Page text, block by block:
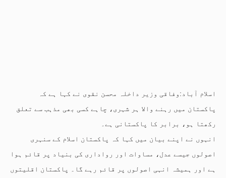
اسلام آباد:وفاقی وزیر داخلہ محسن نقوی نے کہا ہے کہ
پاکستان میں رہنے والا ہر شہری، چاہے کسی بھی مذہب سے تعلق
رکھتا ہو، برابر کا پاکستانی ہے۔
انہوں نے اپنے بیان میں کہا کہ پاکستان اسلام کے سنہری
اصولوں جیسے عدل، مساوات اور رواداری کی بنیاد پر قائم ہوا
ہے اور ہمیشہ انہی اصولوں پر قائم رہے گا۔ پاکستان اقلیتوں